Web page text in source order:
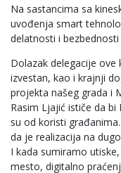
Na sastancima sa
uvođenja smart
delatnosti i bezbednosti
Dolazak delegacije
izvestan, kao i krajnji
projekta našeg grada i
Rasim Ljajić ističe da
su od koristi
da je realizacija na
I kada sumiramo
mesto, digitalno